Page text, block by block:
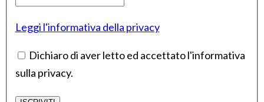
Leggi l'informativa della privacy
Dichiaro di aver letto ed accettato l'informativa
sulla privacy.